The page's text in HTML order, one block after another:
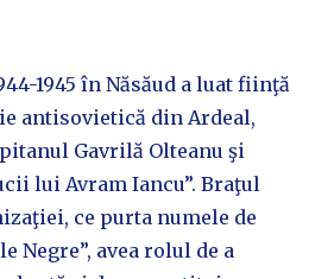
1945 în Năsăud a luat fiinţă
antisovietică din Ardeal,
Gavrilă Olteanu şi
lui Avram Iancu”. Braţul
ce purta numele de
Negre”, avea rolul de a